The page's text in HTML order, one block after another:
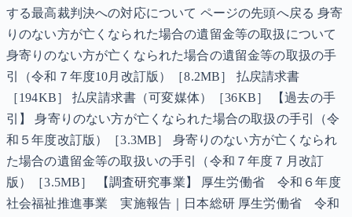
する最高裁判決への対応について ページの先頭へ戻る 身寄
りのない方が亡くなられた場合の遺留金等の取扱について
身寄りのない方が亡くなられた場合の遺留金等の取扱の手
引（令和７年度10月改訂版）［8.2MB］ 払戻請求書
［194KB］ 払戻請求書（可変媒体）［36KB］ 【過去の手
引】 身寄りのない方が亡くなられた場合の取扱の手引（令
和５年度改訂版）［3.3MB］ 身寄りのない方が亡くなられ
た場合の遺留金等の取扱いの手引（令和７年度７月改訂
版）［3.5MB］ 【調査研究事業】 厚生労働省 令和６年度
社会福祉推進事業 実施報告｜日本総研 厚生労働省 令和